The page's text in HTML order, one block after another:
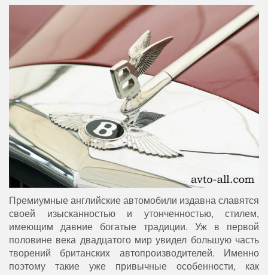
Премиумные английские автомобили издавна славятся
своей изысканностью и утонченностью, стилем,
имеющим давние богатые традиции. Уж в первой
половине века двадцатого мир увидел большую часть
творений британских автопроизводителей. Именно
поэтому такие уже привычные особенности, как